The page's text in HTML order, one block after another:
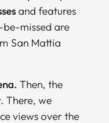
and features
missed are
San Mattia
Then, the
There, we
views over the